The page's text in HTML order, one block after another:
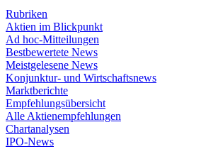
Rubriken
Aktien im Blickpunkt
Ad hoc-Mitteilungen
Bestbewertete News
Meistgelesene News
Konjunktur- und Wirtschaftsnews
Marktberichte
Empfehlungsübersicht
Alle Aktienempfehlungen
Chartanalysen
IPO-News